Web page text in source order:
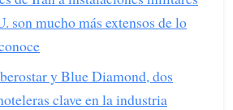
son mucho más extensos de lo
y Blue Diamond, dos
clave en la industria